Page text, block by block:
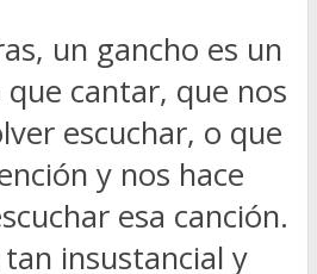
un gancho es un
cantar, que nos
escuchar, o que
y nos hace
esa canción.
insustancial y